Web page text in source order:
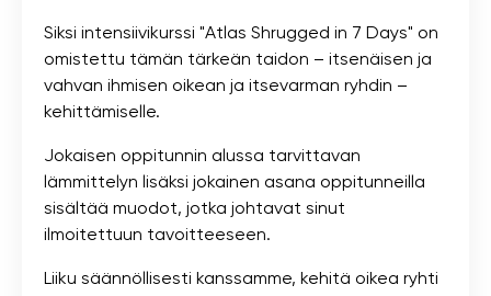
Siksi intensiivikurssi "Atlas Shrugged in 7 Days" on
omistettu tämän tärkeän taidon – itsenäisen ja
vahvan ihmisen oikean ja itsevarman ryhdin –
kehittämiselle.
Jokaisen oppitunnin alussa tarvittavan
lämmittelyn lisäksi jokainen asana oppitunneilla
sisältää muodot, jotka johtavat sinut
ilmoitettuun tavoitteeseen.
Liiku säännöllisesti kanssamme, kehitä oikea ryhti